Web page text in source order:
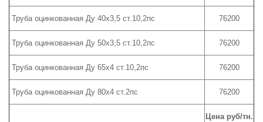
Труба оцинкованная Ду 40х3,5 ст.10,2пс 76200
Труба оцинкованная Ду 50х3,5 ст.10,2пс 76200
Труба оцинкованная Ду 65х4 ст.10,2пс 76200
Труба оцинкованная Ду 80х4 ст.2пс 76200
Цена руб/тн.